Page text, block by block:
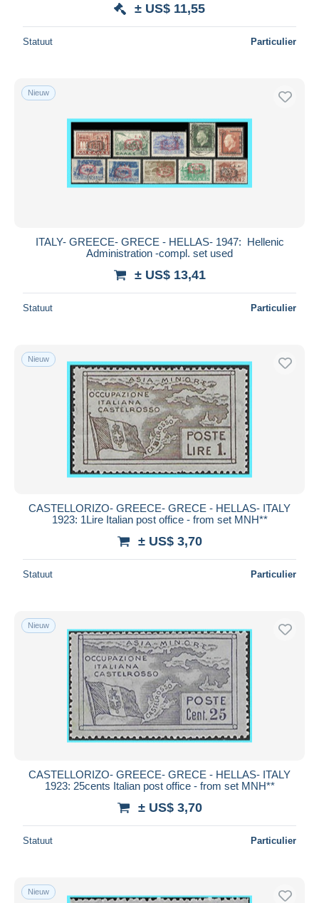
Woonplaats van de verkoper
Toepassen
± US$ 11,55
Statuut Particulier
Nieuw
ITALY- GREECE- GRECE - HELLAS- 1947: Hellenic
Administration -compl. set used
± US$ 13,41
Statuut Particulier
Nieuw
CASTELLORIZO- GREECE- GRECE - HELLAS- ITALY
1923: 1Lire Italian post office - from set MNH**
± US$ 3,70
Statuut Particulier
Nieuw
CASTELLORIZO- GREECE- GRECE - HELLAS- ITALY
1923: 25cents Italian post office - from set MNH**
± US$ 3,70
Statuut Particulier
Nieuw